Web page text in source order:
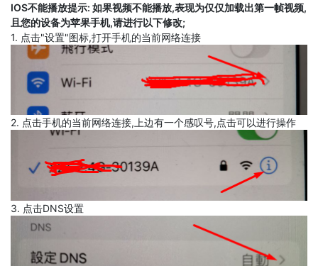
IOS不能播放提示: 如果视频不能播放,表现为仅仅加载出第一帧视频,
且您的设备为苹果手机,请进行以下修改;
1. 点击"设置"图标,打开手机的当前网络连接
2. 点击手机的当前网络连接,上边有一个感叹号,点击可以进行操作
3. 点击DNS设置